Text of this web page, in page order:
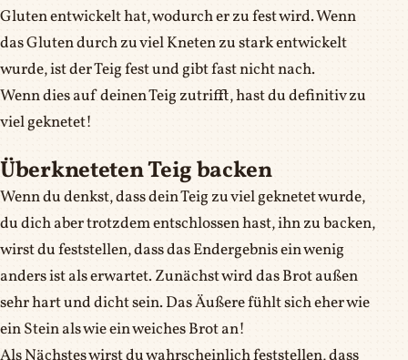
Gluten entwickelt hat, wodurch er zu fest wird. Wenn
das Gluten durch zu viel Kneten zu stark entwickelt
wurde, ist der Teig fest und gibt fast nicht nach.
Wenn dies auf deinen Teig zutrifft, hast du definitiv zu
viel geknetet!
Überkneteten Teig backen
Wenn du denkst, dass dein Teig zu viel geknetet wurde,
du dich aber trotzdem entschlossen hast, ihn zu backen,
wirst du feststellen, dass das Endergebnis ein wenig
anders ist als erwartet. Zunächst wird das Brot außen
sehr hart und dicht sein. Das Äußere fühlt sich eher wie
ein Stein als wie ein weiches Brot an!